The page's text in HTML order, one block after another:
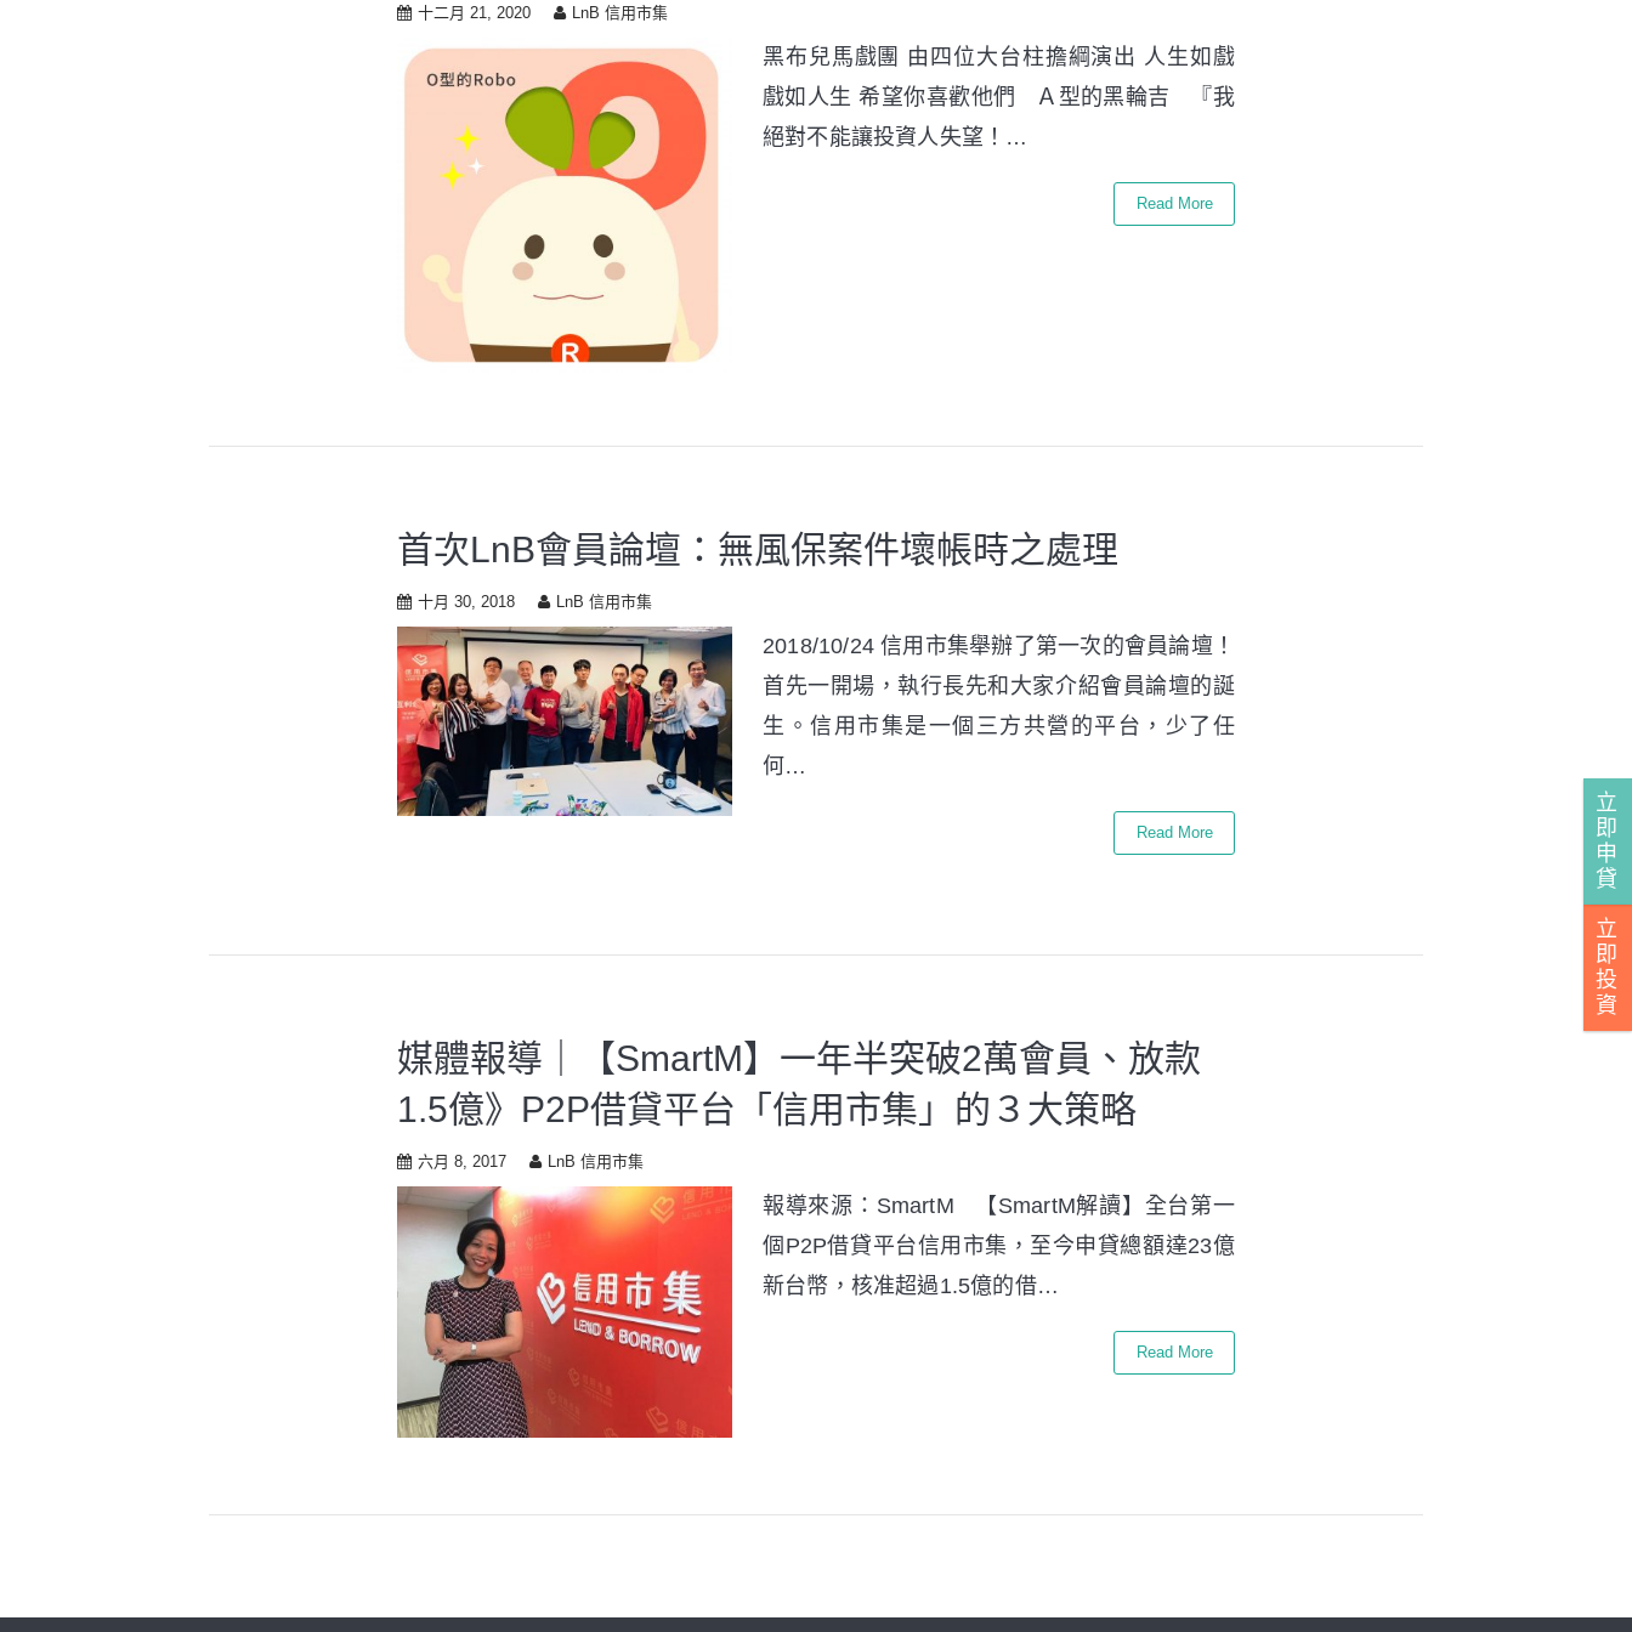
十二月 21, 2020 LnB 信用市集
黑布兒馬戲團 由四位大台柱擔綱演出 人生如戲
戲如人生 希望你喜歡他們 Ａ型的黑輪吉 『我
絕對不能讓投資人失望！…
Read More
首次LnB會員論壇：無風保案件壞帳時之處理
十月 30, 2018 LnB 信用市集
2018/10/24 信用市集舉辦了第一次的會員論壇！
首先一開場，執行長先和大家介紹會員論壇的誕
生。信用市集是一個三方共營的平台，少了任
何…
Read More
媒體報導｜【SmartM】一年半突破2萬會員、放款
1.5億》P2P借貸平台「信用市集」的３大策略
六月 8, 2017 LnB 信用市集
報導來源：SmartM 【SmartM解讀】全台第一
個P2P借貸平台信用市集，至今申貸總額達23億
新台幣，核准超過1.5億的借…
Read More
立
即
申
貸
立
即
投
資